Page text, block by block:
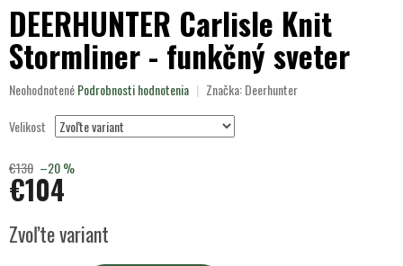
DEERHUNTER Carlisle Knit
Stormliner - funkčný sveter
Priemerné
produktu
z
5
NeohodnotenéPodrobnosti hodnotenia Značka:Deerhunter
Velikost
€130 –20 %
€104
cena:
Zvoľte variant